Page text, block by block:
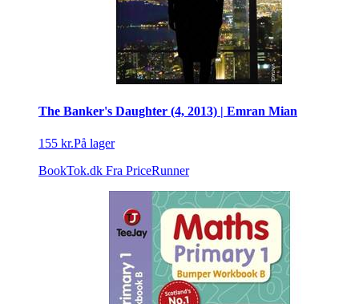
The Banker's Daughter (4, 2013) | Emran Mian
155 kr.På lager
BookTok.dk Fra PriceRunner